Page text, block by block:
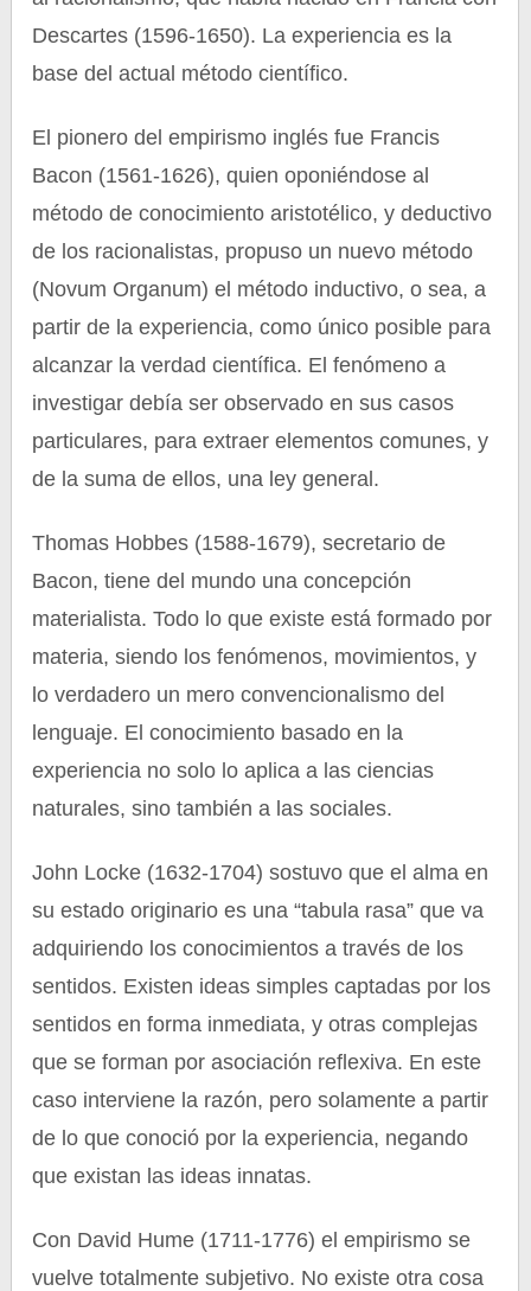
Descartes (1596-1650). La experiencia es la
base del actual método científico.
El pionero del empirismo inglés fue Francis
Bacon (1561-1626), quien oponiéndose al
método de conocimiento aristotélico, y deductivo
de los racionalistas, propuso un nuevo método
(Novum Organum) el método inductivo, o sea, a
partir de la experiencia, como único posible para
alcanzar la verdad científica. El fenómeno a
investigar debía ser observado en sus casos
particulares, para extraer elementos comunes, y
de la suma de ellos, una ley general.
Thomas Hobbes (1588-1679), secretario de
Bacon, tiene del mundo una concepción
materialista. Todo lo que existe está formado por
materia, siendo los fenómenos, movimientos, y
lo verdadero un mero convencionalismo del
lenguaje. El conocimiento basado en la
experiencia no solo lo aplica a las ciencias
naturales, sino también a las sociales.
John Locke (1632-1704) sostuvo que el alma en
su estado originario es una “tabula rasa” que va
adquiriendo los conocimientos a través de los
sentidos. Existen ideas simples captadas por los
sentidos en forma inmediata, y otras complejas
que se forman por asociación reflexiva. En este
caso interviene la razón, pero solamente a partir
de lo que conoció por la experiencia, negando
que existan las ideas innatas.
Con David Hume (1711-1776) el empirismo se
vuelve totalmente subjetivo. No existe otra cosa